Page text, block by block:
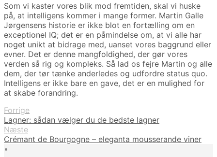
Som vi kaster vores blik mod fremtiden, skal vi huske
på, at intelligens kommer i mange former. Martin Galle
Jørgensens historie er ikke blot en fortælling om en
exceptionel IQ; det er en påmindelse om, at vi alle har
noget unikt at bidrage med, uanset vores baggrund eller
evner. Det er denne mangfoldighed, der gør vores
verden så rig og kompleks. Så lad os fejre Martin og alle
dem, der tør tænke anderledes og udfordre status quo.
Intelligens er ikke bare en gave, det er en mulighed for
at skabe forandring.
Forrige
Lagner: sådan vælger du de bedste lagner
Næste
Crémant de Bourgogne – eleganta mousserande viner
•